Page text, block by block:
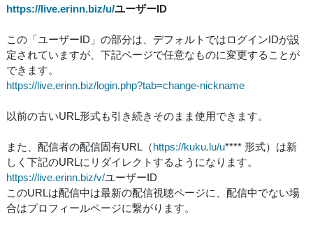
https://live.erinn.biz/u/ユーザーID
この「ユーザーID」の部分は、デフォルトではログインIDが設
定されていますが、下記ページで任意なものに変更することが
できます。
https://live.erinn.biz/login.php?tab=change-nickname
以前の古いURL形式も引き続きそのまま使用できます。
また、配信者の配信固有URL（https://kuku.lu/u**** 形式）は新
しく下記のURLにリダイレクトするようになります。
https://live.erinn.biz/v/ユーザーID
このURLは配信中は最新の配信視聴ページに、配信中でない場
合はプロフィールページに繋がります。